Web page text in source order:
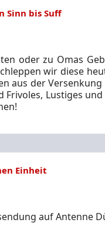
Sinn bis Suff
oder zu Omas
wir diese
aus der
Frivoles, Lustiges
Einheit
auf Antenne